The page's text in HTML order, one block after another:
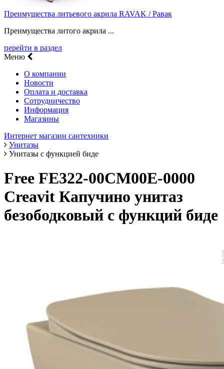
Преимущества литьевого акрила RAVAK / Равак
Преимущества литого акрила ...
перейти в раздел
Меню
О компании
Новости
Оплата и доставка
Сотрудничество
Информация
Магазины
Интернет магазин сантехники
Унитазы
Унитазы с функцией биде
Free FE322-00CM00E-0000
Creavit Капучино унитаз
безободковый с функций биде